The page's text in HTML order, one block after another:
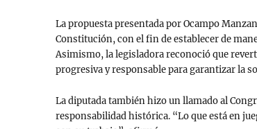
La propuesta presentada por Ocampo
Constitución, con el fin de establecer de
Asimismo, la legisladora reconoció que
progresiva y responsable para garantizar la
La diputada también hizo un llamado al
responsabilidad histórica. “Lo que está en